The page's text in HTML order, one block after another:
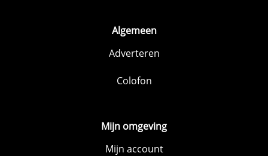
Algemeen
Adverteren
Colofon
Mijn omgeving
Mijn account